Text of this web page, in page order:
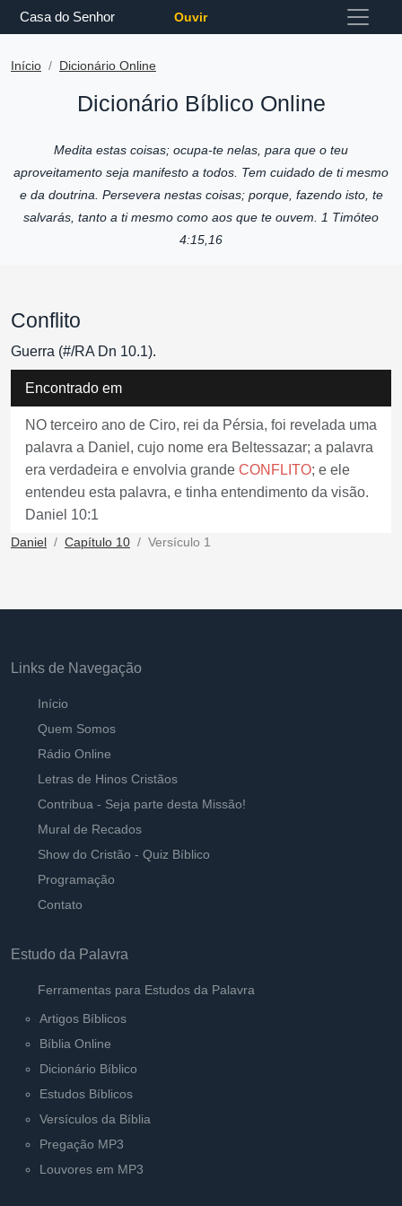
Casa do Senhor Ouvir
Início Dicionário Online
Dicionário Bíblico Online
Medita estas coisas; ocupa-te nelas, para que o teu
aproveitamento seja manifesto a todos. Tem cuidado de ti mesmo
e da doutrina. Persevera nestas coisas; porque, fazendo isto, te
salvarás, tanto a ti mesmo como aos que te ouvem. 1 Timóteo
4:15,16
Conflito
Guerra (#/RA Dn 10.1).
Encontrado em
NO terceiro ano de Ciro, rei da Pérsia, foi revelada uma
palavra a Daniel, cujo nome era Beltessazar; a palavra
era verdadeira e envolvia grande CONFLITO; e ele
entendeu esta palavra, e tinha entendimento da visão.
Daniel 10:1
Daniel Capítulo 10 Versículo 1
Links de Navegação
Início
Quem Somos
Rádio Online
Letras de Hinos Cristãos
Contribua - Seja parte desta Missão!
Mural de Recados
Show do Cristão - Quiz Bíblico
Programação
Contato
Estudo da Palavra
Ferramentas para Estudos da Palavra
Artigos Bíblicos
Bíblia Online
Dicionário Bíblico
Estudos Bíblicos
Versículos da Bíblia
Pregação MP3
Louvores em MP3